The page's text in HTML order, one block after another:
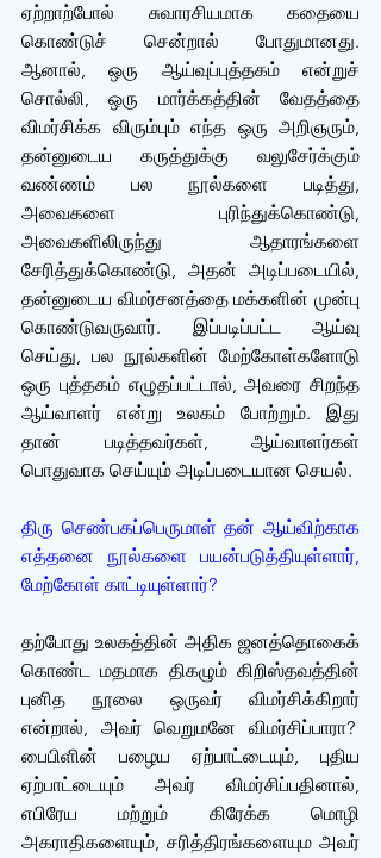
ஏற்றாற்போல் சுவாரசியமாக கதையை
கொண்டுச் சென்றால் போதுமானது.
ஆனால், ஒரு ஆய்வுப்புத்தகம் என்றுச்
சொல்லி, ஒரு மார்க்கத்தின் வேதத்தை
விமர்சிக்க விரும்பும் எந்த ஒரு அறிஞரும்,
தன்னுடைய கருத்துக்கு வலுசேர்க்கும்
வண்ணம் பல நூல்களை படித்து,
அவைகளை புரிந்துக்கொண்டு,
அவைகளிலிருந்து ஆதாரங்களை
சேரித்துக்கொண்டு, அதன் அடிப்படையில்,
தன்னுடைய விமர்சனத்தை மக்களின் முன்பு
கொண்டுவருவார். இப்படிப்பட்ட ஆய்வு
செய்து, பல நூல்களின் மேற்கோள்களோடு
ஒரு புத்தகம் எழுதப்பட்டால், அவரை சிறந்த
ஆய்வாளர் என்று உலகம் போற்றும். இது
தான் படித்தவர்கள், ஆய்வாளர்கள்
பொதுவாக‌ செய்யும் அடிப்படையான செயல்.
திரு செண்பகப்பெருமாள் தன் ஆய்விற்காக
எத்தனை நூல்களை பயன்படுத்தியுள்ளார்,
மேற்கோள் காட்டியுள்ளார்?
தற்போது உலகத்தின் அதிக ஜனத்தொகைக்
கொண்ட மதமாக திகழும் கிறிஸ்தவத்தின்
புனித நூலை ஒருவர் விமர்சிக்கிறார்
என்றால், அவர் வெறுமனே விமர்சிப்பாரா?
பைபிளின் பழைய ஏற்பாட்டையும், புதிய
ஏற்பாட்டையும் அவர் விமர்சிப்பதினால்,
எபிரேய மற்றும் கிரேக்க மொழி
அகராதிகளையும், சரித்திரங்களையும அவர்